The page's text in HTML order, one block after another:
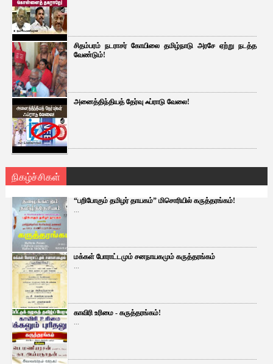
சிதம்பரம் நடராசர் கோயிலை தமிழ்நாடு அரசே ஏற்று நடத்த
வேண்டும்!
அனைத்திந்தியத் தேர்வு ஃப்ராடு வேலை!
நிகழ்ச்சிகள்
“பறிபோகும் தமிழர் தாயகம்” மிசொரியில் கருத்தரங்கம்!
...
மக்கள் போராட்டமும் சனநாயகமும் கருத்தரங்கம்
...
காவிரி உரிமை - கருத்தரங்கம்!
...